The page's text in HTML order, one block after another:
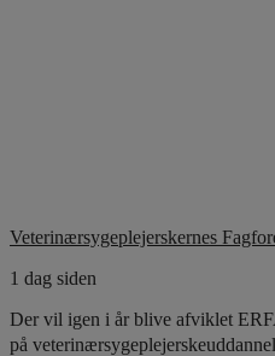
Veterinærsygeplejerskernes
1 dag siden
Der vil igen i år blive afviklet
på